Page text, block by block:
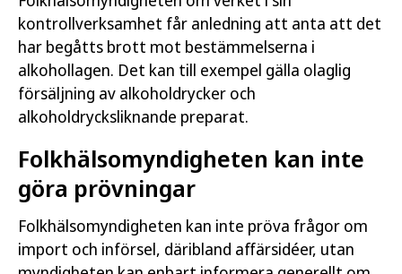
kontrollverksamhet får anledning att anta att det
har begåtts brott mot bestämmelserna i
alkohollagen. Det kan till exempel gälla olaglig
försäljning av alkoholdrycker och
alkoholdrycksliknande preparat.
Folkhälsomyndigheten kan inte
göra prövningar
Folkhälsomyndigheten kan inte pröva frågor om
import och införsel, däribland affärsidéer, utan